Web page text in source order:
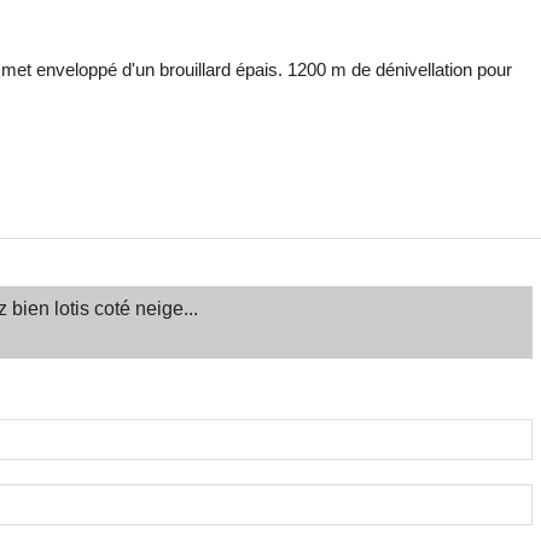
enveloppé d'un brouillard épais. 1200 m de dénivellation pour
bien lotis coté neige...